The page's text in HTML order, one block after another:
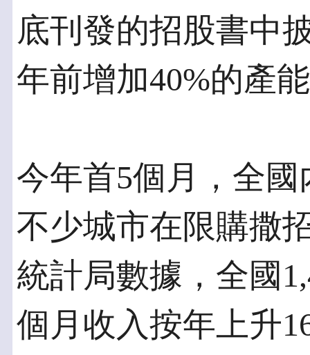
底刊發的招股書中
年前增加40%的產
今年首5個月，全
不少城市在限購撒
統計局數據，全國
個月收入按年上升